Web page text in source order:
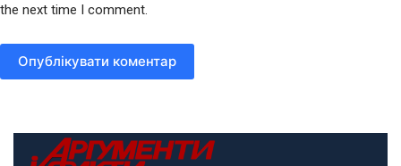
the next time I comment.
Опублікувати коментар